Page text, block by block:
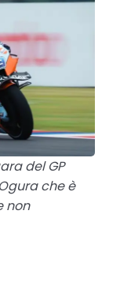
del GP
che è
non